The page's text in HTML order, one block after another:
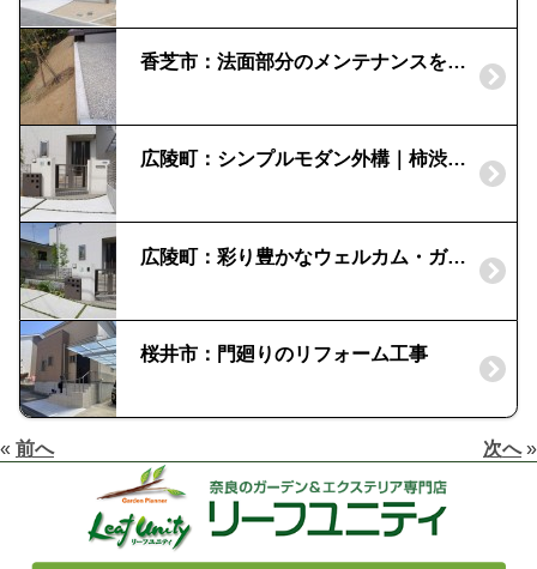
香芝市：法面部分のメンテナンスをしやすく
広陵町：シンプルモダン外構｜柿渋とシャイングレーの組合せ
広陵町：彩り豊かなウェルカム・ガーデン
桜井市：門廻りのリフォーム工事
« 前へ 次へ»